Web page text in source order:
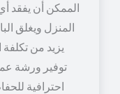
الممكن أن يفقد
المنزل ويغلق
يزيد من
توفير ورشة
احترافية